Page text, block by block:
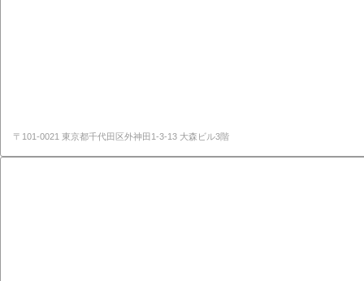
〒101-0021 東京都千代田区外神田1-3-13 大森ビル3階